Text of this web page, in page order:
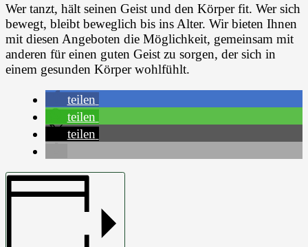
Wer tanzt, hält seinen Geist und den Körper fit. Wer sich
bewegt, bleibt beweglich bis ins Alter. Wir bieten Ihnen
mit diesen Angeboten die Möglichkeit, gemeinsam mit
anderen für einen guten Geist zu sorgen, der sich in
einem gesunden Körper wohlfühlt.
teilen
teilen
teilen